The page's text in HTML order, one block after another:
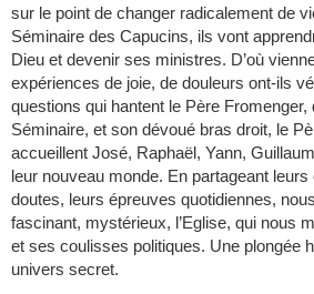
sur le point de changer radicalement de
Séminaire des Capucins, ils vont
Dieu et devenir ses ministres. D’où
expériences de joie, de douleurs ont-ils
questions qui hantent le Père Fromenger,
Séminaire, et son dévoué bras droit, le
accueillent José, Raphaël, Yann,
leur nouveau monde. En partageant
doutes, leurs épreuves quotidiennes,
fascinant, mystérieux, l’Eglise, qui nous
et ses coulisses politiques. Une plongée
univers secret.